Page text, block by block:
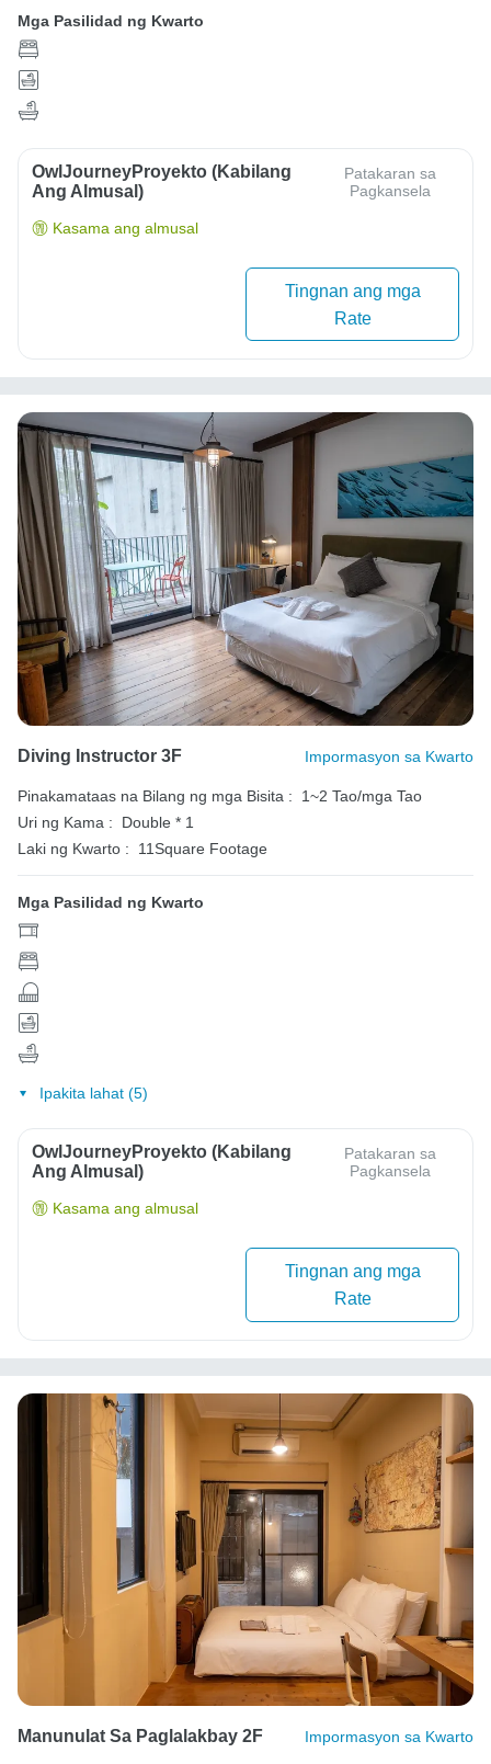
Mga Pasilidad ng Kwarto
OwlJourneyProyekto (Kabilang
Ang Almusal)
Patakaran sa
Pagkansela
Kasama ang almusal
Tingnan ang mga
Rate
Diving Instructor 3F Impormasyon sa Kwarto
Pinakamataas na Bilang ng mga Bisita :
1~2 Tao/mga Tao
Uri ng Kama :
Double * 1
Laki ng Kwarto :
11Square Footage
Mga Pasilidad ng Kwarto
Ipakita lahat (5)
OwlJourneyProyekto (Kabilang
Ang Almusal)
Patakaran sa
Pagkansela
Kasama ang almusal
Tingnan ang mga
Rate
Manunulat Sa Paglalakbay 2F Impormasyon sa Kwarto